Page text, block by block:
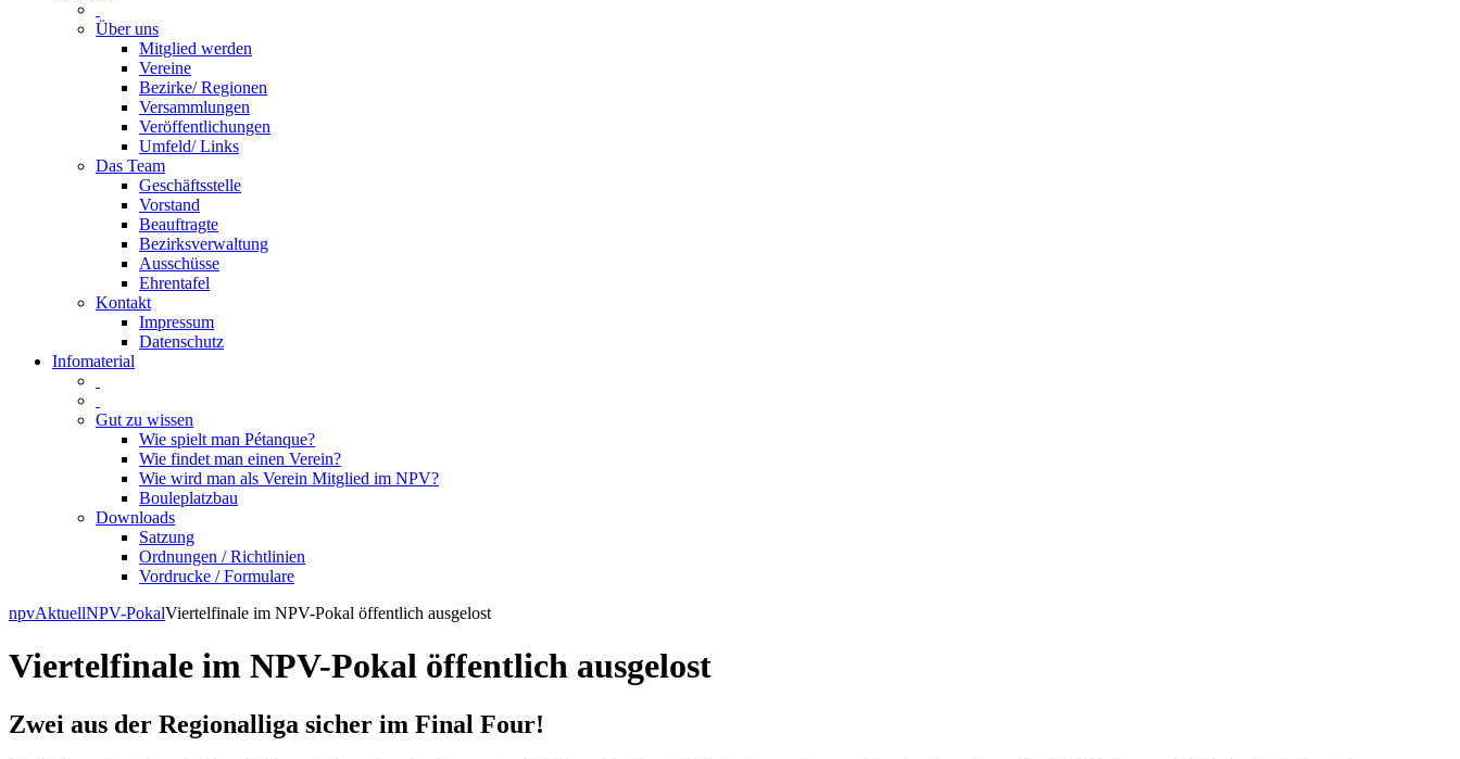
Über uns
Mitglied werden
Vereine
Bezirke/ Regionen
Versammlungen
Veröffentlichungen
Umfeld/ Links
Das Team
Geschäftsstelle
Vorstand
Beauftragte
Bezirksverwaltung
Ausschüsse
Ehrentafel
Kontakt
Impressum
Datenschutz
Infomaterial
Gut zu wissen
Wie spielt man Pétanque?
Wie findet man einen Verein?
Wie wird man als Verein Mitglied im NPV?
Bouleplatzbau
Downloads
Satzung
Ordnungen / Richtlinien
Vordrucke / Formulare
Skip
content
npvAktuellNPV-PokalViertelfinale im NPV-Pokal öffentlich ausgelost
Viertelfinale im NPV-Pokal öffentlich ausgelost
Zwei aus der Regionalliga sicher im Final Four!